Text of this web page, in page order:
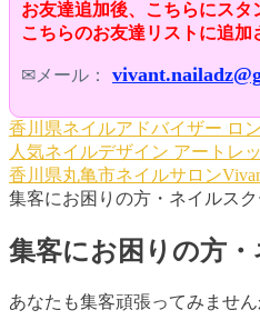
お友達追加後、こちらにスタ
こちらのお友達リストに追加
✉メール：
香川県ネイルアドバイザー ロ
人気ネイルデザイン アートレ
香川県丸亀市ネイルサロン
集客にお困りの方・ネイルス
集客にお困りの方
あなたも集客頑張ってみません